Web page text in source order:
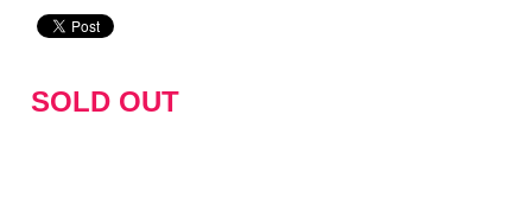
プ
ヤ
SOLD OUT